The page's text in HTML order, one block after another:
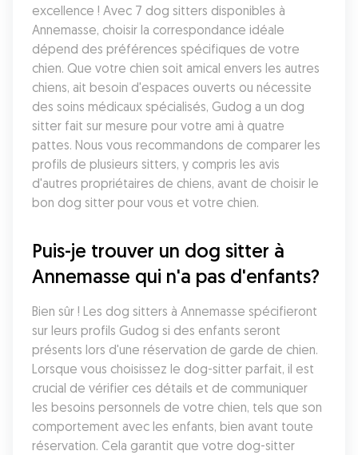
excellence ! Avec 7 dog sitters disponibles à
Annemasse, choisir la correspondance idéale
dépend des préférences spécifiques de votre
chien. Que votre chien soit amical envers les autres
chiens, ait besoin d'espaces ouverts ou nécessite
des soins médicaux spécialisés, Gudog a un dog
sitter fait sur mesure pour votre ami à quatre
pattes. Nous vous recommandons de comparer les
profils de plusieurs sitters, y compris les avis
d'autres propriétaires de chiens, avant de choisir le
bon dog sitter pour vous et votre chien.
Puis-je trouver un dog sitter à
Annemasse qui n'a pas d'enfants?
Bien sûr ! Les dog sitters à Annemasse spécifieront
sur leurs profils Gudog si des enfants seront
présents lors d'une réservation de garde de chien.
Lorsque vous choisissez le dog-sitter parfait, il est
crucial de vérifier ces détails et de communiquer
les besoins personnels de votre chien, tels que son
comportement avec les enfants, bien avant toute
réservation. Cela garantit que votre dog-sitter